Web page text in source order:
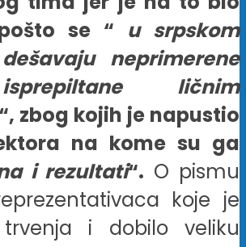
se “ u srpskom
neprimerene
ličnim
zbog kojih je napustio
na kome su ga
i rezultati“. O pismu
koje je
trvenja i dobilo veliku